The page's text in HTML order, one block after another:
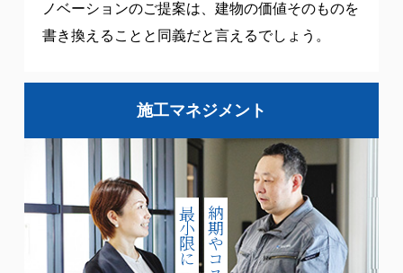
ノベーションのご提案は、建物の価値そのものを
書き換えることと同義だと言えるでしょう。
施工マネジメント
最小限に